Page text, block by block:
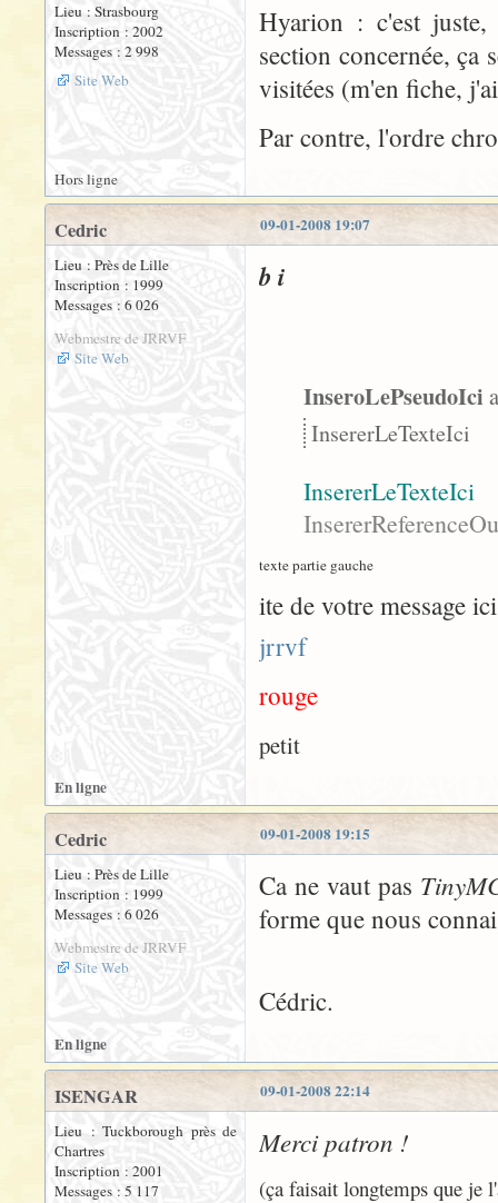
Lieu : Strasbourg
Inscription : 2002
Messages : 2 998
Site Web
Hyarion : c'est
section concernée, ça
visitées (m'en fiche,
Par contre, l'ordre
Hors ligne
09-01-2008 19:07
Cedric
Lieu : Près de Lille
Inscription : 1999
Messages : 6 026
Webmestre de JRRVF
Site Web
b i
InseroLePseudoIci
InsererLeTexteIci
InsererLeTexteIci
texte partie gauche
ite de votre message ici
jrrvf
rouge
petit
En ligne
09-01-2008 19:15
Cedric
Lieu : Près de Lille
Inscription : 1999
Messages : 6 026
Webmestre de JRRVF
Site Web
Ca ne vaut pas
forme que nous
Cédric.
En ligne
09-01-2008 22:14
ISENGAR
Lieu : Tuckborough près de
Chartres
Inscription : 2001
Messages : 5 117
Merci patron !
(ça faisait longtemps que je